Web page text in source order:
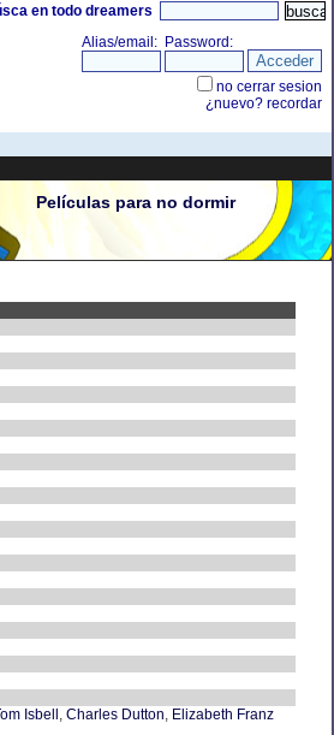
en todo dreamers
Películas para no dormir
Isbell , Charles Dutton, Elizabeth Franz